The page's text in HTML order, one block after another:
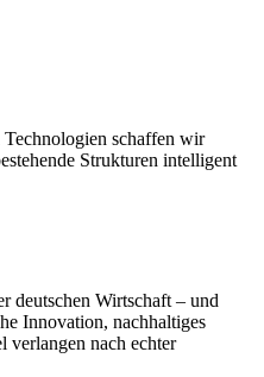
schaffen wir
Strukturen intelligent
deutschen Wirtschaft – und
Innovation, nachhaltiges
verlangen nach echter